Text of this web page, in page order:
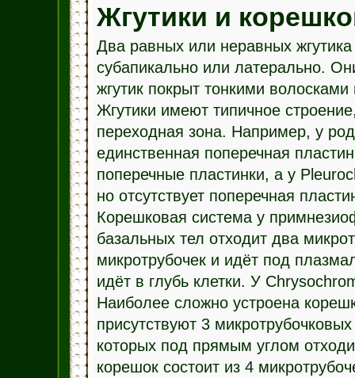
Жгутики и
Два равных или неравных
субапикально или латерально.
жгутик покрыт тонкими
Жгутики имеют типичное
переходная зона. Например, у
единственная поперечная
поперечные пластинки, а у
но отсутствует поперечная
Корешковая система у
базальных тел отходит два
микротрубочек и идёт под
идёт в глубь клетки. У
Наиболее сложно устроена
присутствуют 3
которых под прямым углом
корешок состоит из 4